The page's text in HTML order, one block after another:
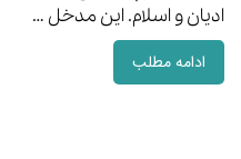
ادیان و اسلام. این مدخل …
ادامه مطلب